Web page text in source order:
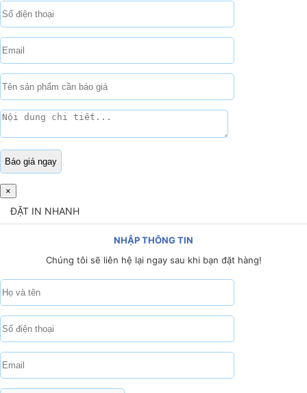
×
ĐẶT IN NHANH
NHẬP THÔNG TIN
Chúng tôi sẽ liên hệ lại ngay sau khi bạn đặt hàng!